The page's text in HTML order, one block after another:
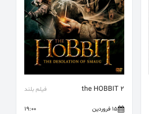
the HOBBIT 2 فیلم بلند
15 فروردین 19:00